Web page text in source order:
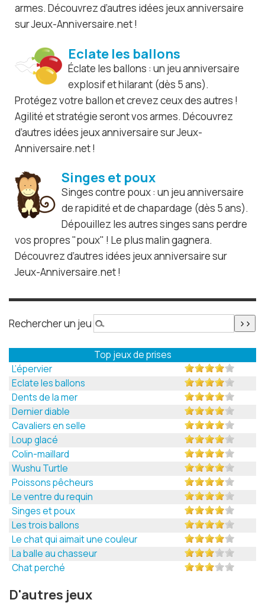
armes. Découvrez d’autres idées jeux anniversaire
sur Jeux-Anniversaire.net !
Eclate les ballons
Éclate les ballons : un jeu anniversaire
explosif et hilarant (dès 5 ans).
Protégez votre ballon et crevez ceux des autres !
Agilité et stratégie seront vos armes. Découvrez
d’autres idées jeux anniversaire sur Jeux-
Anniversaire.net !
Singes et poux
Singes contre poux : un jeu anniversaire
de rapidité et de chapardage (dès 5 ans).
Dépouillez les autres singes sans perdre
vos propres "poux" ! Le plus malin gagnera.
Découvrez d’autres idées jeux anniversaire sur
Jeux-Anniversaire.net !
Rechercher un jeu
Top jeux de prises
L’épervier
Eclate les ballons
Dents de la mer
Dernier diable
Cavaliers en selle
Loup glacé
Colin-maillard
Wushu Turtle
Poissons pêcheurs
Le ventre du requin
Singes et poux
Les trois ballons
Le chat qui aimait une couleur
La balle au chasseur
Chat perché
D'autres jeux